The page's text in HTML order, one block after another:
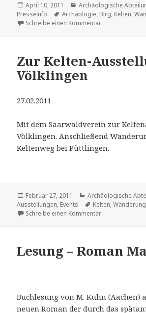
Veröffentlicht
am
April 10, 2011 Kategorien
Archäologische
Presseinfo
Schlagwörter
Archäologie, Birg, Kelten,
Schreibe einen Kommentarzu Kelten
Zur Kelten-
Völklingen
27.02.2011
Mit dem Saarwaldverein zur
Völklingen. Anschließend
Keltenweg bei Püttlingen.
Veröffentlicht
am
Februar 27, 2011 Kategorien
Archäologische
Ausstellungen, Events Schlagwörter
Kelten,Wanderung
Schreibe einen Kommentarzu Zur Kelten-
Lesung – Roman
Buchlesung von M. Kuhn (Aachen)
neuen Roman der durch das